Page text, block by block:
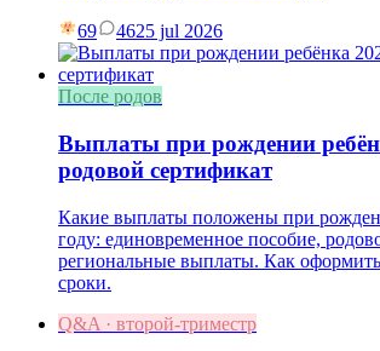
69 4625 jul 2026
После родов
Выплаты при рождении
родовой сертификат
Какие выплаты положены при
году: единовременное пособие,
региональные выплаты. Как
сроки.
Q&A · второй-триместр